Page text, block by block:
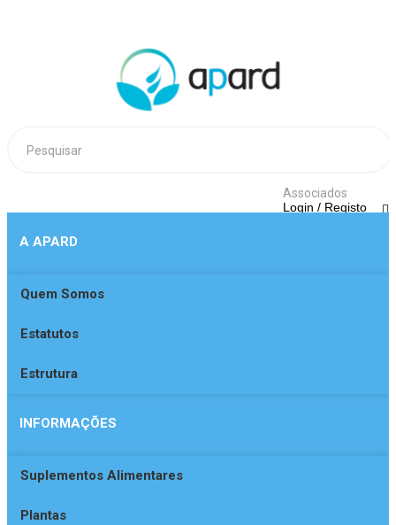
Associados
Login / Registo
A APARD
Quem Somos
Estatutos
Estrutura
INFORMAÇÕES
Suplementos Alimentares
Plantas